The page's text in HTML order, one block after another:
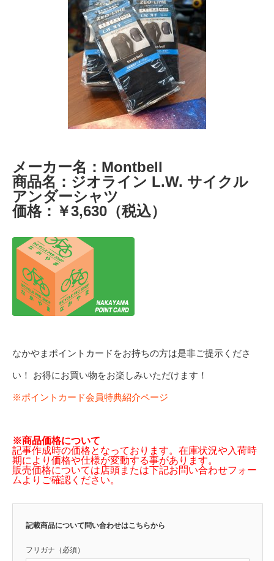
メーカー名：Montbell
商品名：ジオライン L.W. サイクル
アンダーシャツ
価格：￥3,630（税込）
なかやまポイントカードをお持ちの方は是非ご提示くださ
い！ お得にお買い物をお楽しみいただけます！
※ポイントカード会員特典紹介ページ
※商品価格について
記事作成時の価格となっております。在庫状況や入荷時
期により価格や仕様が変動する事があります。
販売価格については店頭または下記お問い合わせフォー
ムよりご確認ください。
記載商品について問い合わせはこちらから
フリガナ（必須）